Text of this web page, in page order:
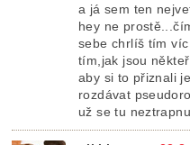
a já sem ten
hey ne
sebe chrlíš tím
tím,jak jsou
aby si to přiznali
rozdávat
už se tu